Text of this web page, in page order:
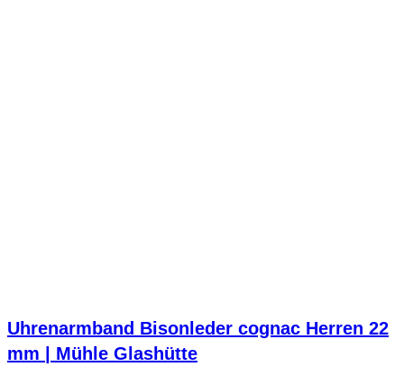
Uhrenarmband Bisonleder cognac Herren 22
mm | Mühle Glashütte